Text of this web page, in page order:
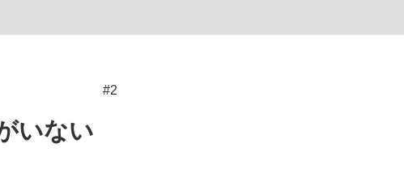
#2
いない